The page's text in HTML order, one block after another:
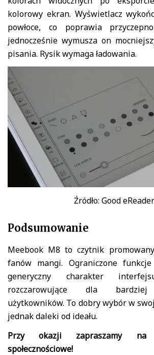
kolorowy ekran. Wyświetlacz
powłoce, co poprawia
jednocześnie wymusza on
pisania. Rysik wymaga ładowania.
Źródło: Good eReader
Podsumowanie
Meebook M8 to czytnik
fanów mangi. Ograniczone
generyczny charakter
rozczarowujące dla bardziej
użytkowników. To dobry wybór w
jednak daleki od ideału.
Przy okazji zapraszamy na
społecznościowe!